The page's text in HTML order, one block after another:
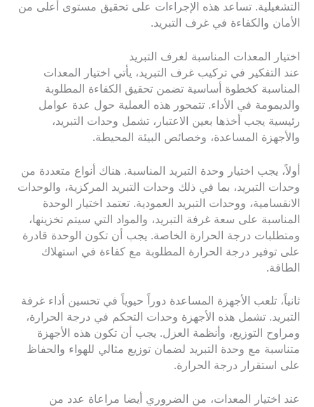
التشغيلية. تساعد هذه الإجراءات على تحقيق مستوى أعلى من
الأمان والكفاءة في غرف التبريد.
اختيار المعدات المناسبة لغرف التبريد
عند التفكير في تركيب غرف التبريد، يأتي اختيار المعدات
المناسبة كخطوة أساسية تضمن تحقيق الكفاءة المطلوبة
والديمومة في الأداء. تتمحور هذه العملية حول عدة عوامل
رئيسية يجب أخذها بعين الاعتبار، تشمل وحدات التبريد،
والأجهزة المساعدة، وخصائص البيئة المحيطة.
أولاً، يجب اختيار وحدة التبريد المناسبة. هناك أنواع متعددة من
وحدات التبريد، بما في ذلك وحدات التبريد المركزية، والوحدات
الانقسامية، ووحدات التبريد العمودية. تعتمد اختيار الوحدة
المناسبة على سعة غرفة التبريد، والمواد التي سيتم تخزينها،
ومتطلبات درجة الحرارة الخاصة. يجب أن تكون الوحدة قادرة
على توفير درجة الحرارة المطلوبة مع كفاءة في استهلاك
الطاقة.
ثانياً، تلعب الأجهزة المساعدة دوراً حيوياً في تحسين أداء غرفة
التبريد. تشمل هذه الأجهزة وحدات التحكم في درجة الحرارة،
ومراوح التوزيع، وأنظمة العزل. يجب أن تكون هذه الأجهزة
متناسبة مع وحدة التبريد لضمان توزيع مثالي للهواء والحفاظ
على استقرار درجة الحرارة.
عند اختيار المعدات، من الضروري أيضا مراعاة عدد من